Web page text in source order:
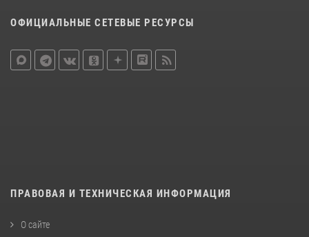
ОФИЦИАЛЬНЫЕ СЕТЕВЫЕ РЕСУРСЫ
ПРАВОВАЯ И ТЕХНИЧЕСКАЯ ИНФОРМАЦИЯ
О сайте